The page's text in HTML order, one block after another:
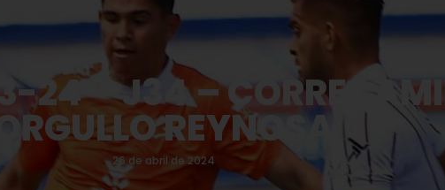
24 – J34 –
REYNOSA
26 de abril de 2024